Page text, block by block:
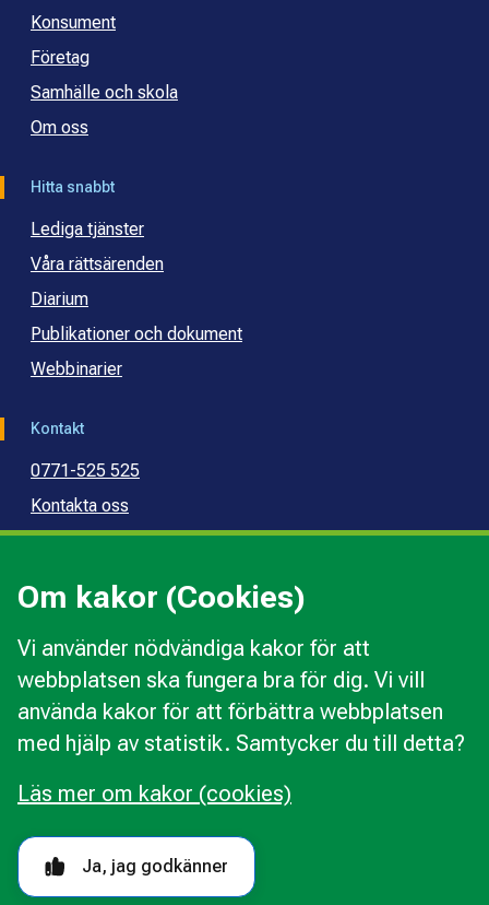
Om kakor (Cookies)
Vi använder nödvändiga kakor för att
webbplatsen ska fungera bra för dig. Vi vill
använda kakor för att förbättra webbplatsen
med hjälp av statistik. Samtycker du till detta?
Ja, jag godkänner
Läs mer om kakor (cookies)
Konsument
Företag
Samhälle och skola
Om oss
Hitta snabbt
Lediga tjänster
Våra rättsärenden
Diarium
Publikationer och dokument
Webbinarier
Kontakt
0771-525 525
Kontakta oss
Press
Kommunal budget- och skuldrådgivning
Om webbplatsen
Behandling av personuppgifter